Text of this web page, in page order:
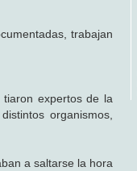
trabajan
expertos de la
organismos,
a saltarse la hora